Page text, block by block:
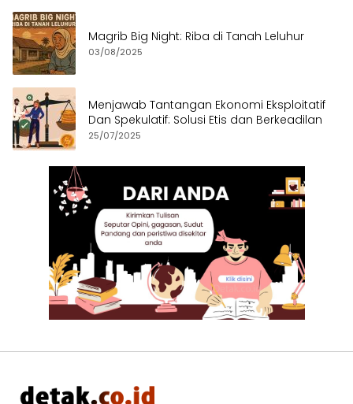
Magrib Big Night: Riba di Tanah Leluhur
03/08/2025
Menjawab Tantangan Ekonomi Eksploitatif
Dan Spekulatif: Solusi Etis dan Berkeadilan
25/07/2025